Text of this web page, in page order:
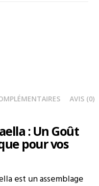
AVIS (0)
: Un Goût
pour vos
est un assemblage